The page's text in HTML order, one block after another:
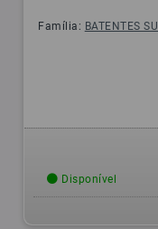
Família: BATENTES
Disponível